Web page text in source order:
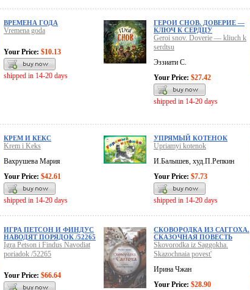
ВРЕМЕНА ГОДА
Vremena goda
Your Price: $10.13
shipped in 14-20 days
ГЕРОИ СНОВ. ДОВЕРИЕ —
КЛЮЧ К СЕРДЦУ
Geroi snov. Doverie — kliuch k
serdtsu
Эззиати С.
Your Price: $27.42
shipped in 14-20 days
КРЕМ И КЕКС
Krem i Keks
Вахрушева Мария
Your Price: $42.61
shipped in 14-20 days
УПРЯМЫЙ КОТЕНОК
Upriamyi kotenok
И.Балышев, худ.П.Репкин
Your Price: $7.73
shipped in 14-20 days
ИГРА ПЕТСОН И ФИНДУС
НАВОДЯТ ПОРЯДОК /52265
Igra Petson i Findus Navodiat
poriadok /52265
Your Price: $66.64
СКОВОРОДКА ИЗ САГГОХА.
СКАЗОЧНАЯ ПОВЕСТЬ
Skovorodka iz Saggokha.
Skazochnaia povest'
Ирина Чжан
Your Price: $28.90